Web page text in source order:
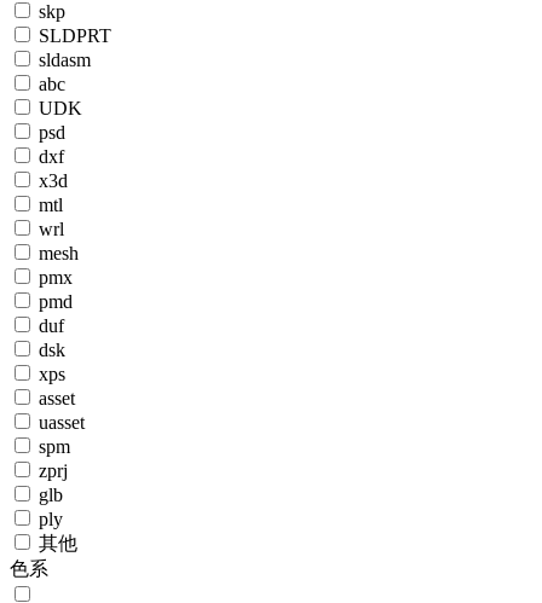
skp
SLDPRT
sldasm
abc
UDK
psd
dxf
x3d
mtl
wrl
mesh
pmx
pmd
duf
dsk
xps
asset
uasset
spm
zprj
glb
ply
其他
色系